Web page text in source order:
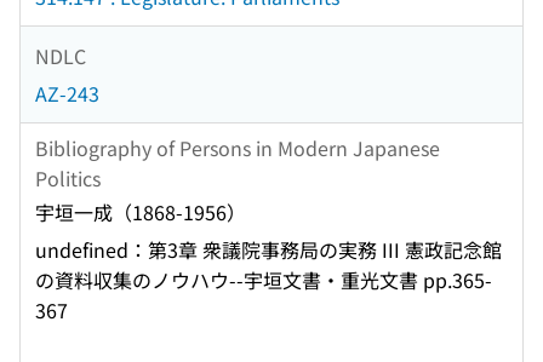
NDLC
AZ-243
Bibliography of Persons in Modern Japanese
Politics
宇垣一成（1868-1956）
undefined：第3章 衆議院事務局の実務 III 憲政記念館
の資料収集のノウハウ--宇垣文書・重光文書 pp.365-
367